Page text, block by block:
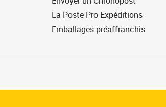
La Poste Pro Expéditions
Emballages préaffranchis